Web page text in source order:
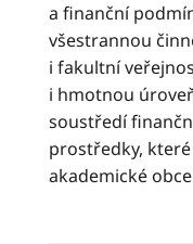
a finanční
všestrannou
i fakultní
i hmotnou
soustředí
prostředky,
akademické